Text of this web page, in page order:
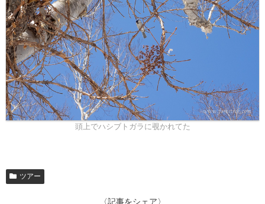
頭上でハシブトガラに覗かれてた
ツアー
〈記事をシェア〉